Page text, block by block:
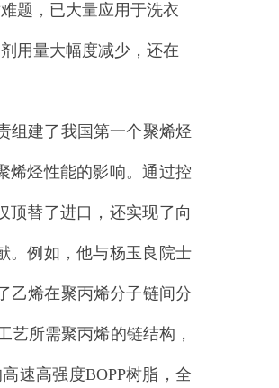
题，已大量应用于洗衣
用量大幅度减少，还在
建了我国第一个聚烯烃
烯烃性能的影响。通过控
顶替了进口，还实现了向
。例如，他与杨玉良院士
乙烯在聚丙烯分子链间分
艺所需聚丙烯的链结构，
速高强度BOPP树脂，全